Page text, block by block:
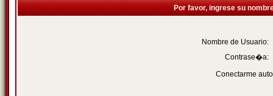
Por favor, ingrese su
Nombre de Usuario:
Contrase�a:
Conectarme